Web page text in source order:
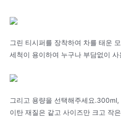
그린 티시퍼를 장착하여 차를 태운
세척이 용이하여 누구나 부담없이
그리고 용량을 선택해주세요
이탄 재질은 같고 사이즈만 크고 작